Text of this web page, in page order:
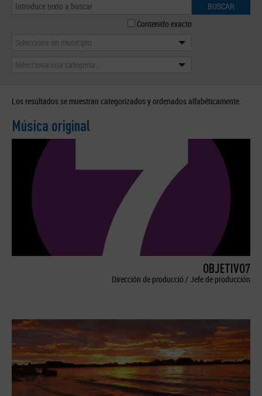
BUSCAR
Contenido exacto
Selecciona un municipio
Selecciona una categoría
Los resultados se muestran categorizados y ordenados alfabéticamente.
Música original
OBJETIVO7
Dirección de producció / Jefe de producción